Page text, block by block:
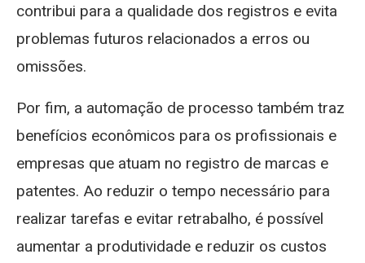
contribui para a qualidade dos registros e evita
problemas futuros relacionados a erros ou
omissões.
Por fim, a automação de processo também traz
benefícios econômicos para os profissionais e
empresas que atuam no registro de marcas e
patentes. Ao reduzir o tempo necessário para
realizar tarefas e evitar retrabalho, é possível
aumentar a produtividade e reduzir os custos